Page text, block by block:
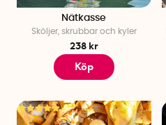
Nätkasse
Sköljer, skrubbar och kyler
238 kr
Köp